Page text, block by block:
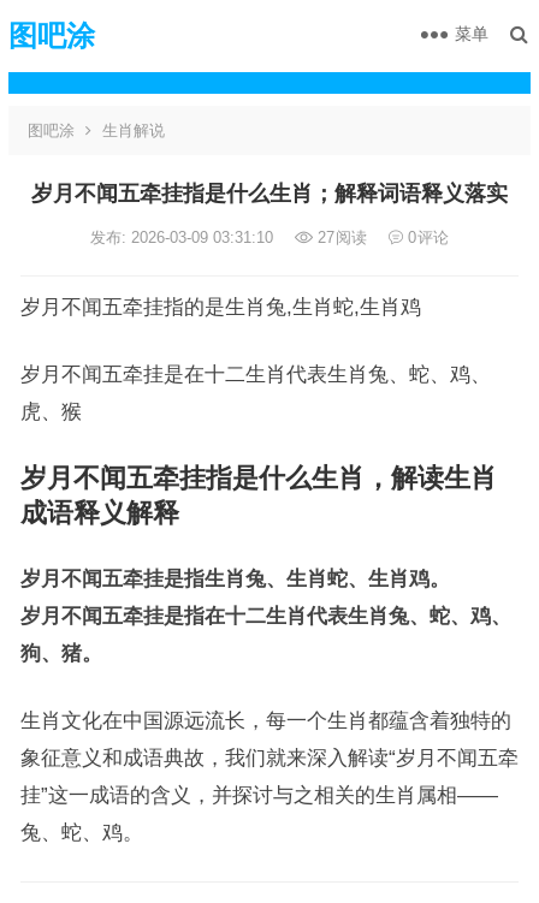
图吧涂 菜单
图吧涂 生肖解说
岁月不闻五牵挂指是什么生肖；解释词语释义落实
发布: 2026-03-09 03:31:10 27阅读 0评论
岁月不闻五牵挂指的是生肖兔,生肖蛇,生肖鸡
岁月不闻五牵挂是在十二生肖代表生肖兔、蛇、鸡、
虎、猴
岁月不闻五牵挂指是什么生肖，解读生肖
成语释义解释
岁月不闻五牵挂是指生肖兔、生肖蛇、生肖鸡。
岁月不闻五牵挂是指在十二生肖代表生肖兔、蛇、鸡、
狗、猪。
生肖文化在中国源远流长，每一个生肖都蕴含着独特的
象征意义和成语典故，我们就来深入解读“岁月不闻五牵
挂”这一成语的含义，并探讨与之相关的生肖属相——
兔、蛇、鸡。